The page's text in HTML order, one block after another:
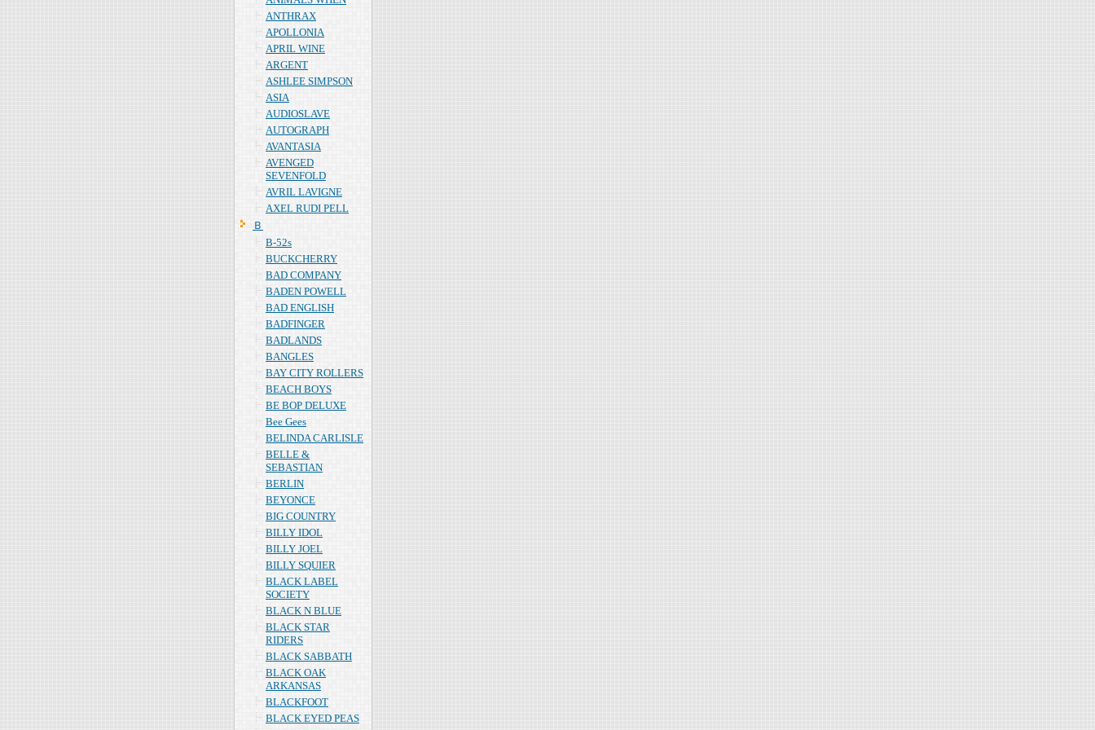
ANTHRAX
APOLLONIA
APRIL WINE
ARGENT
ASHLEE SIMPSON
ASIA
AUDIOSLAVE
AUTOGRAPH
AVANTASIA
AVENGED
SEVENFOLD
AVRIL LAVIGNE
AXEL RUDI PELL
Ｂ
B-52s
BUCKCHERRY
BAD COMPANY
BADEN POWELL
BAD ENGLISH
BADFINGER
BADLANDS
BANGLES
BAY CITY ROLLERS
BEACH BOYS
BE BOP DELUXE
Bee Gees
BELINDA CARLISLE
BELLE &
SEBASTIAN
BERLIN
BEYONCE
BIG COUNTRY
BILLY IDOL
BILLY JOEL
BILLY SQUIER
BLACK LABEL
SOCIETY
BLACK N BLUE
BLACK STAR
RIDERS
BLACK SABBATH
BLACK OAK
ARKANSAS
BLACKFOOT
BLACK EYED PEAS